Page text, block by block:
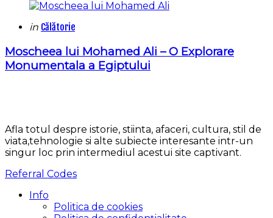
Categories
Posted
in Călătorie
Moscheea lui Mohamed Ali – O Explorare
Monumentala a Egiptului
Afla totul despre istorie, stiinta, afaceri, cultura, stil de
viata,tehnologie si alte subiecte interesante intr-un
singur loc prin intermediul acestui site captivant.
Referral Codes
Info
Politica de cookies